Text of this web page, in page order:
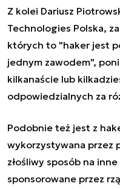
Z kolei Dariusz
Technologies Polska,
których to "haker jest
jednym zawodem",
kilkanaście lub
odpowiedzialnych za
Podobnie też jest z
wykorzystywana przez
złośliwy sposób na
sponsorowane przez